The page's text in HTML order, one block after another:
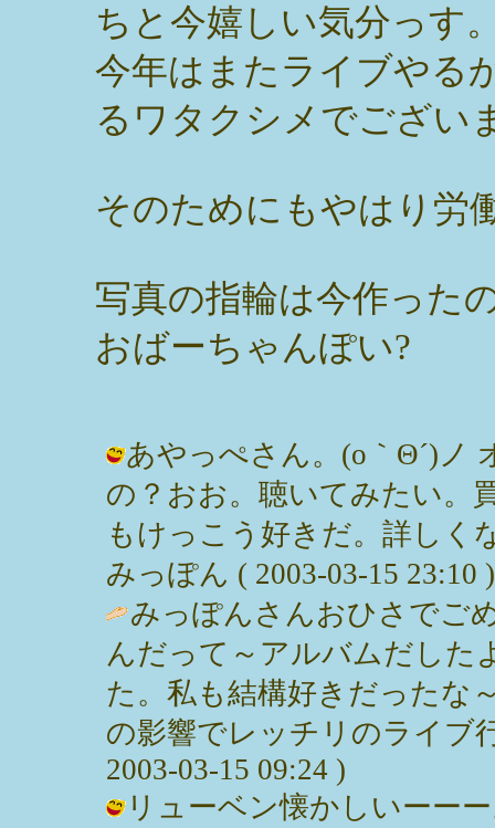
ちと今嬉しい気分っす
今年はまたライブやる
るワタクシメでござい
そのためにもやはり労
写真の指輪は今作った
おばーちゃんぽい?
あやっぺさん。(o｀Θ´)ノ
の？おお。聴いてみたい。
もけっこう好きだ。詳しく
みっぽん ( 2003-03-15 23:10 )
みっぽんさんおひさでご
んだって～アルバムだした
た。私も結構好きだったな
の影響でレッチリのライブ
2003-03-15 09:24 )
リューベン懐かしいーー